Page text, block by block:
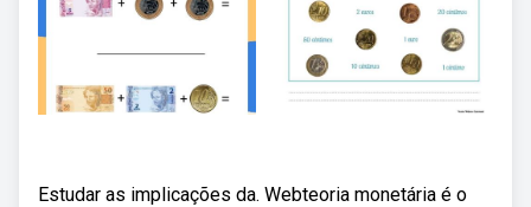
Estudar as implicações da. Webteoria monetária é o